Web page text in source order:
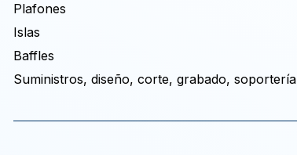
Plafones
Islas
Baffles
Suministros, diseño, corte, grabado, soportería